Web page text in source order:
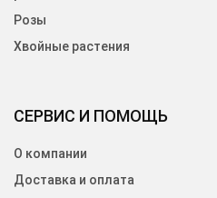
СЕРВИС И ПОМОЩЬ
О компании
Доставка и оплата
Розы
Хвойные растения